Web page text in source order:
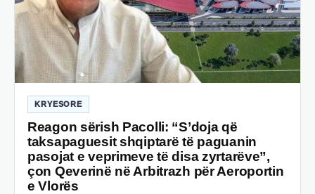
KRYESORE
Reagon sërish Pacolli: “S’doja që
taksapaguesit shqiptarë të paguanin
pasojat e veprimeve të disa zyrtarëve”,
çon Qeverinë në Arbitrazh për Aeroportin
e Vlorës